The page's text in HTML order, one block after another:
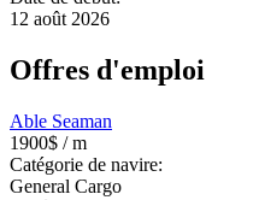
12 août 2026
Offres d'emploi
Able Seaman
1900$ / m
Catégorie de navire:
General Cargo